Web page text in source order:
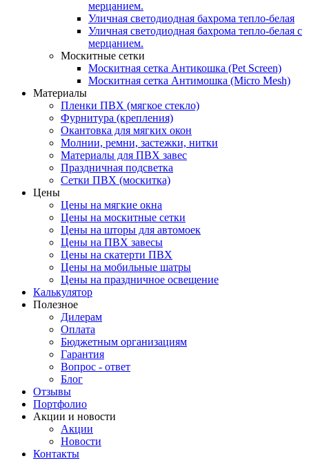
мерцанием.
Уличная светодиодная бахрома тепло-белая
Уличная светодиодная бахрома тепло-белая с
мерцанием.
Москитные сетки
Москитная сетка Антикошка (Pet Screen)
Москитная сетка Антимошка (Micro Mesh)
Материалы
Пленки ПВХ (мягкое стекло)
Фурнитура (крепления)
Окантовка для мягких окон
Молнии, ремни, застежки, нитки
Материалы для ПВХ завес
Праздничная подсветка
Сетки ПВХ (москитка)
Цены
Цены на мягкие окна
Цены на москитные сетки
Цены на шторы для автомоек
Цены на ПВХ завесы
Цены на скатерти ПВХ
Цены на мобильные шатры
Цены на праздничное освещение
Калькулятор
Полезное
Дилерам
Оплата
Бюджетным организациям
Гарантия
Вопрос - ответ
Блог
Отзывы
Портфолио
Акции и новости
Акции
Новости
Контакты